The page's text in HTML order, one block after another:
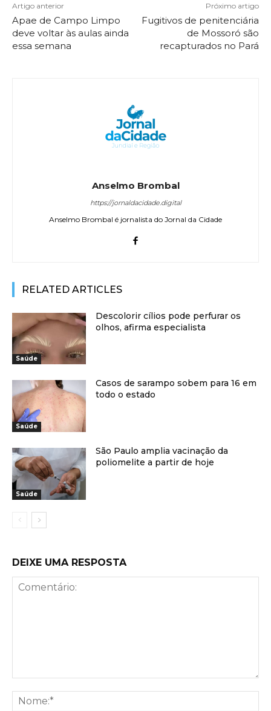
Artigo anterior
Apae de Campo Limpo
deve voltar às aulas ainda
essa semana
Próximo artigo
Fugitivos de penitenciária
de Mossoró são
recapturados no Pará
Anselmo Brombal
https://jornaldacidade.digital
Anselmo Brombal é jornalista do Jornal da Cidade
RELATED ARTICLES
Saúde
Descolorir cílios pode perfurar os
olhos, afirma especialista
Saúde
Casos de sarampo sobem para 16 em
todo o estado
Saúde
São Paulo amplia vacinação da
poliomelite a partir de hoje
DEIXE UMA RESPOSTA